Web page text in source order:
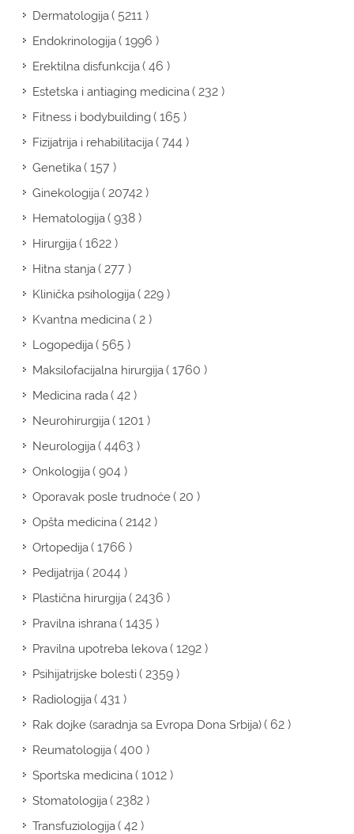
Dermatologija( 5211 )
Endokrinologija( 1996 )
Erektilna disfunkcija( 46 )
Estetska i antiaging medicina( 232 )
Fitness i bodybuilding( 165 )
Fizijatrija i rehabilitacija( 744 )
Genetika( 157 )
Ginekologija( 20742 )
Hematologija( 938 )
Hirurgija( 1622 )
Hitna stanja( 277 )
Klinička psihologija( 229 )
Kvantna medicina( 2 )
Logopedija( 565 )
Maksilofacijalna hirurgija( 1760 )
Medicina rada( 42 )
Neurohirurgija( 1201 )
Neurologija( 4463 )
Onkologija( 904 )
Oporavak posle trudnoće( 20 )
Opšta medicina( 2142 )
Ortopedija( 1766 )
Pedijatrija( 2044 )
Plastična hirurgija( 2436 )
Pravilna ishrana( 1435 )
Pravilna upotreba lekova( 1292 )
Psihijatrijske bolesti( 2359 )
Radiologija( 431 )
Rak dojke (saradnja sa Evropa Dona Srbija)( 62 )
Reumatologija( 400 )
Sportska medicina( 1012 )
Stomatologija( 2382 )
Transfuziologija( 42 )